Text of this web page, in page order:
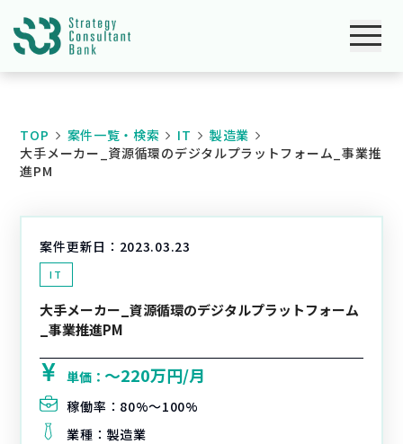
TOP 案件一覧・検索 IT
製造業
大手メーカー_資源循環のデジタルプラットフォーム_事業推
進PM
案件更新日： 2023.03.23
IT
大手メーカー_資源循環のデジタルプラットフォーム
_事業推進PM
単価：〜220万円/月
稼働率： 80%〜100%
業種： 製造業